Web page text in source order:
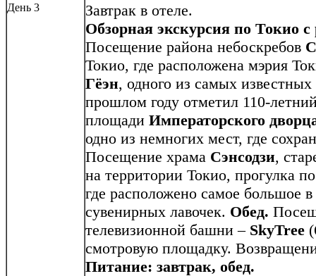
День 3
Завтрак в отеле.
Обзорная экскурсия по Токио
Посещение района небоскребов
Токио, где расположена мэрия
Гёэн, одного из самых
прошлом году отметил 110-
площади Императорского
одно из немногих мест, где
Посещение храма Сэнсодзи,
на территории Токио, прогулка
где расположено самое большое
сувенирных лавочек. Обед.
телевизионной башни – SkyTree
смотровую площадку.
Питание: завтрак, обед.